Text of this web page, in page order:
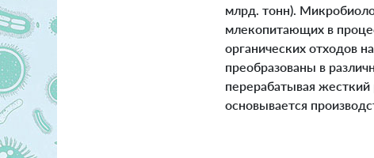
млрд. тонн).
млекопитающих в
органических отходов
преобразованы в
перерабатывая
основывается